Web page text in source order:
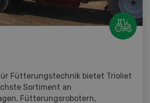
Fütterungstechnik bietet Trioliet
Sortiment an
Fütterungsrobotern,